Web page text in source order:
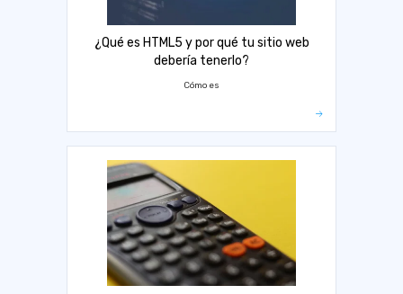
¿Qué es HTML5 y por qué tu sitio web
debería tenerlo?
Cómo es